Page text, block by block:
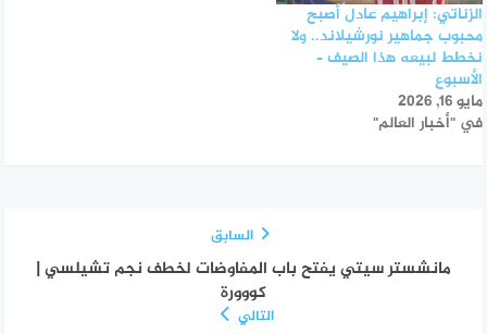
الزناتي: إبراهيم عادل أصبح
محبوب جماهير نورشيلاند.. ولا
نخطط لبيعه هذا الصيف –
الأسبوع
مايو 16, 2026
في "أخبار العالم"
السابق
مانشستر سيتي يفتح باب المفاوضات لخطف نجم تشيلسي |
كووورة
التالي